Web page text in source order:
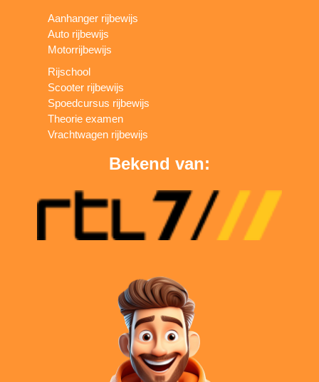
Aanhanger rijbewijs
Auto rijbewijs
Motorrijbewijs
Rijschool
Scooter rijbewijs
Spoedcursus rijbewijs
Theorie examen
Vrachtwagen rijbewijs
Bekend van: